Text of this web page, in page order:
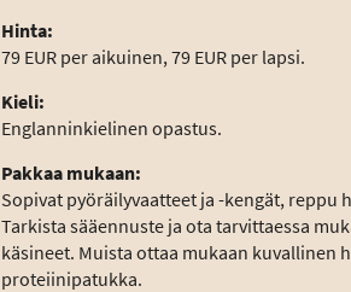
Hinta:
79 EUR per aikuinen, 79 EUR per lapsi.
Kieli:
Englanninkielinen opastus.
Pakkaa mukaan:
Sopivat pyöräilyvaatteet ja -kengät,
Tarkista sääennuste ja ota tarvittaessa
käsineet. Muista ottaa mukaan kuvallinen
proteiinipatukka.